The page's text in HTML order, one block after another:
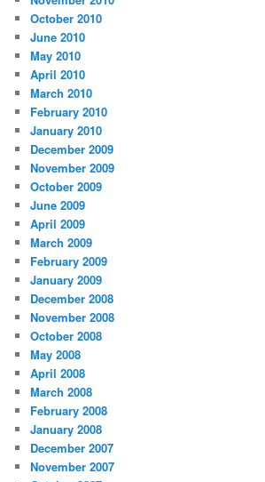
October 2010
June 2010
May 2010
April 2010
March 2010
February 2010
January 2010
December 2009
November 2009
October 2009
June 2009
April 2009
March 2009
February 2009
January 2009
December 2008
November 2008
October 2008
May 2008
April 2008
March 2008
February 2008
January 2008
December 2007
November 2007